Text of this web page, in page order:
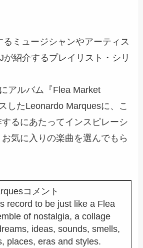
ミュージシャンやアーティス
が紹介するプレイリスト・シリ
アルバム『Flea Market
したLeonardo Marquesに、こ
るにあたってインスピレーシ
気に入りの楽曲を選んでもら
コメント
record to be just like a Flea
of nostalgia, a collage
ideas, sounds, smells,
places, eras and styles.